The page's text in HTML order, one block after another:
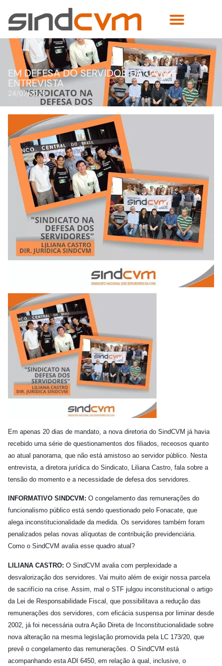
EM DEFESA DO SERVIDOR DA CVM –
ENTREVISTA
24/07/2020
Em apenas 20 dias de mandato, a nova diretoria do SindCVM já havia
recebido uma série de questionamentos dos filiados, receosos quanto
ao atual panorama, que não está amistoso ao servidor público. Nesta
entrevista, a diretora jurídica do Sindicato, Liliana Castro, fala sobre a
tensão do momento e a necessidade de defesa dos servidores.
INFORMATIVO SINDCVM: O congelamento das remunerações do
funcionalismo público está sendo questionado pelo Fonacate, que
alega inconstitucionalidade da medida. Os servidores também foram
penalizados pelas novas alíquotas de contribuição previdenciária.
Como o SindCVM avalia esse quadro atual?
LILIANA CASTRO: O SindCVM avalia com perplexidade a
desvalorização dos servidores. Vai muito além de exigir nossa parcela
de sacrifício na crise. Assim, mal o STF julgou inconstitucional o artigo
da Lei de Responsabilidade Fiscal, que possibilitava a redução das
remunerações dos servidores, com eficácia suspensa por liminar desde
2002, já foi necessária outra Ação Direta de Inconstitucionalidade sobre
nova alteração na mesma legislação promovida pela LC 173/20, que
prevê o congelamento das remunerações. O SindCVM está
acompanhando esta ADI 6450, em relação à qual, inclusive, o